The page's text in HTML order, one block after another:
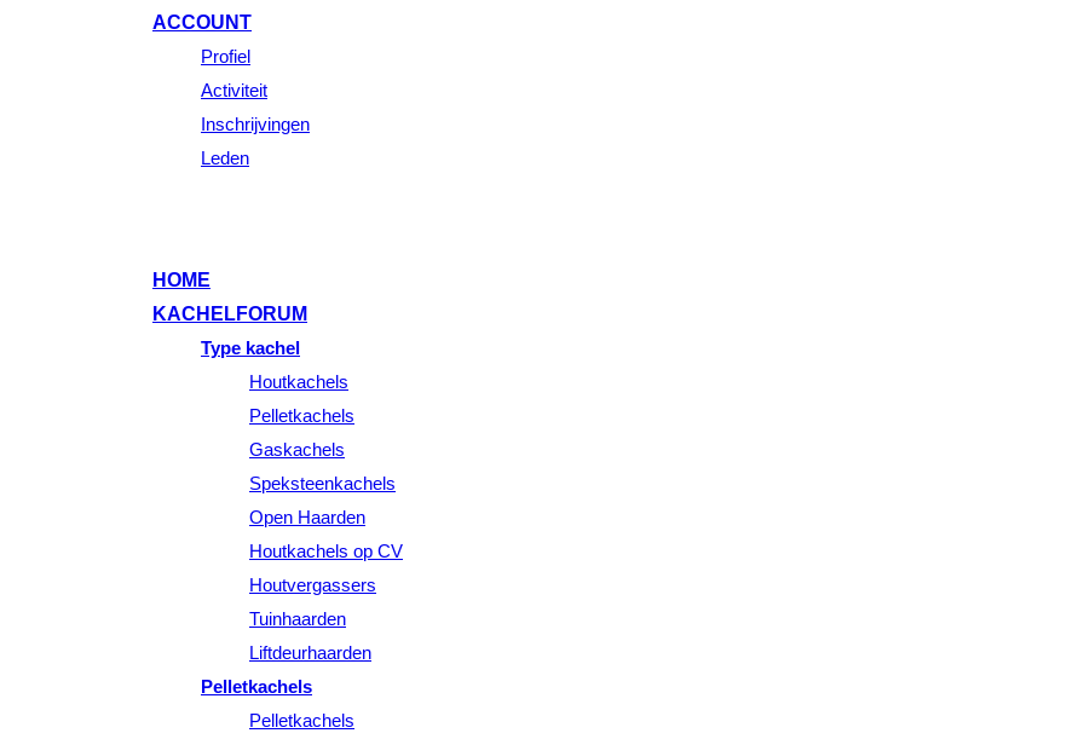
ACCOUNT
Profiel
Activiteit
Inschrijvingen
Leden
HOME
KACHELFORUM
Type kachel
Houtkachels
Pelletkachels
Gaskachels
Speksteenkachels
Open Haarden
Houtkachels op CV
Houtvergassers
Tuinhaarden
Liftdeurhaarden
Pelletkachels
Pelletkachels